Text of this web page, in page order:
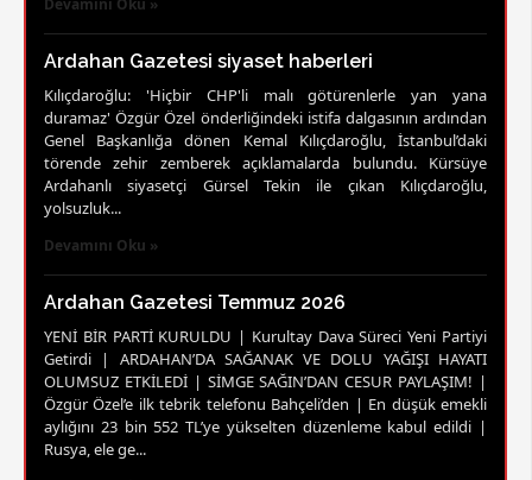
Ardahan Gazetesi siyaset haberleri
Kılıçdaroğlu: 'Hiçbir CHP'li malı götürenlerle yan yana
duramaz' Özgür Özel önderliğindeki istifa dalgasının ardından
Genel Başkanlığa dönen Kemal Kılıçdaroğlu, İstanbul’daki
törende zehir zemberek açıklamalarda bulundu. Kürsüye
Ardahanlı siyasetçi Gürsel Tekin ile çıkan Kılıçdaroğlu,
yolsuzluk...
Devamını Oku »
Ardahan Gazetesi Temmuz 2026
YENİ BİR PARTİ KURULDU | Kurultay Dava Süreci Yeni Partiyi
Getirdi | ARDAHAN’DA SAĞANAK VE DOLU YAĞIŞI HAYATI
OLUMSUZ ETKİLEDİ | SİMGE SAĞIN’DAN CESUR PAYLAŞIM! |
Özgür Özel’e ilk tebrik telefonu Bahçeli’den | En düşük emekli
aylığını 23 bin 552 TL’ye yükselten düzenleme kabul edildi |
Rusya, ele ge...